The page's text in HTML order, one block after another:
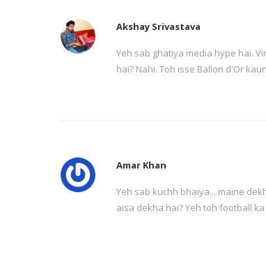
Akshay Srivastava
Yeh sab ghatiya media hype hai.
hai? Nahi. Toh isse Ballon d'Or
Amar Khan
Yeh sab kuchh bhaiya... maine
aisa dekha hai? Yeh toh football